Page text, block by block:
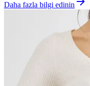
Daha fazla bilgi edinin